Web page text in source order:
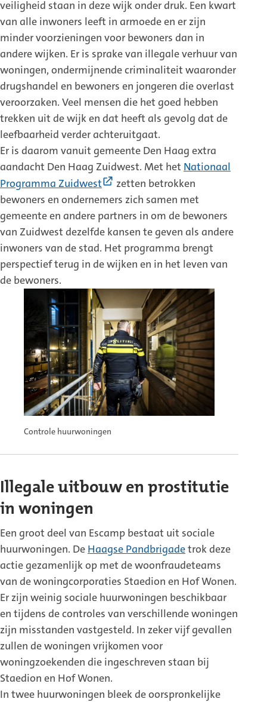
veiligheid staan in deze wijk onder druk. Een kwart
van alle inwoners leeft in armoede en er zijn
minder voorzieningen voor bewoners dan in
andere wijken. Er is sprake van illegale verhuur van
woningen, ondermijnende criminaliteit waaronder
drugshandel en bewoners en jongeren die overlast
veroorzaken. Veel mensen die het goed hebben
trekken uit de wijk en dat heeft als gevolg dat de
leefbaarheid verder achteruitgaat.
Er is daarom vanuit gemeente Den Haag extra
aandacht Den Haag Zuidwest. Met het Nationaal
Programma Zuidwest
(Externe
link)
zetten betrokken
bewoners en ondernemers zich samen met
gemeente en andere partners in om de bewoners
van Zuidwest dezelfde kansen te geven als andere
inwoners van de stad. Het programma brengt
perspectief terug in de wijken en in het leven van
de bewoners.
Controle huurwoningen
Illegale uitbouw en prostitutie
in woningen
Een groot deel van Escamp bestaat uit sociale
huurwoningen. De Haagse Pandbrigadetrok deze
actie gezamenlijk op met de woonfraudeteams
van de woningcorporaties Staedion en Hof Wonen.
Er zijn weinig sociale huurwoningen beschikbaar
en tijdens de controles van verschillende woningen
zijn misstanden vastgesteld. In zeker vijf gevallen
zullen de woningen vrijkomen voor
woningzoekenden die ingeschreven staan bij
Staedion en Hof Wonen.
In twee huurwoningen bleek de oorspronkelijke